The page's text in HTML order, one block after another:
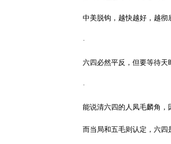
中美脱钩，越快越好，越
·
六四必然平反，但要等待天
·
能说清六四的人凤毛麟角，
而当局和五毛则认定，六